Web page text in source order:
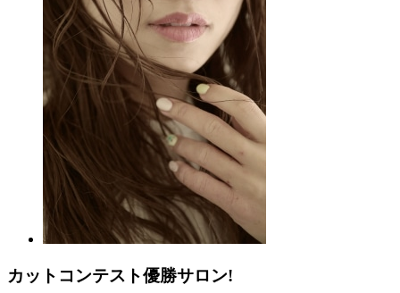
カットコンテスト優勝サロン!